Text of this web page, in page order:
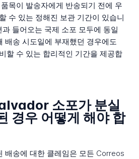
목이 발송자에게 반송되기 전에 우
수 있는 정해진 보관 기간이 있습니
들어오는 국제 소포 모두에 동일
배송 시도일에 부재했던 경우에도
할 수 있는 합리적인 기간을 제공합
소포가 분실
경우 어떻게 해야 합
배송에 대한 클레임은 모든 Correos